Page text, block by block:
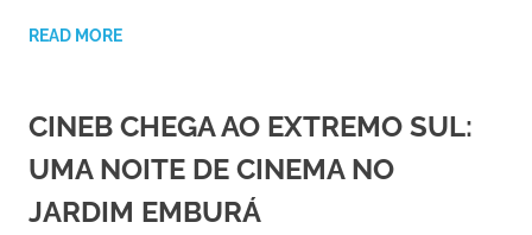
READ MORE
CINEB CHEGA AO EXTREMO SUL:
UMA NOITE DE CINEMA NO
JARDIM EMBURÁ